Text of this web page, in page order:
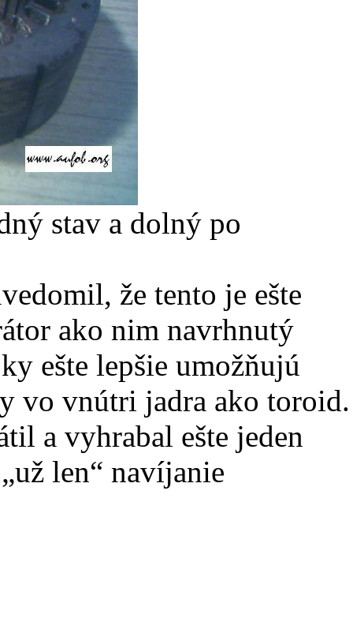
stav a dolný po
že tento je ešte
ako nim navrhnutý
ešte lepšie umožňujú
vo vnútri jadra ako toroid.
a vyhrabal ešte jeden
len“ navíjanie